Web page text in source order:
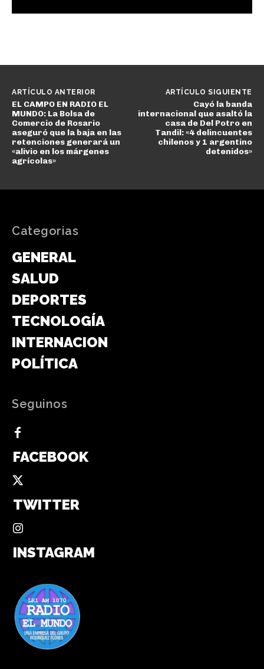
ARTÍCULO ANTERIOR
EL CAMPO EN RADIO EL
MUNDO: La Bolsa de
Comercio de Rosario
aseguró que la baja en las
retenciones generará un
«alivio en los márgenes
agrícolas»
ARTÍCULO SIGUIENTE
Cayó la banda
internacional que asaltó la
casa de Del Potro en
Tandil: «4 delincuentes
chilenos y 1 argentino
detenidos»
Categorias
GENERAL
SALUD
DEPORTES
TECNOLOGÍA
INTERNACIONAL
POLÍTICA
Seguinos
FACEBOOK
TWITTER
INSTAGRAM